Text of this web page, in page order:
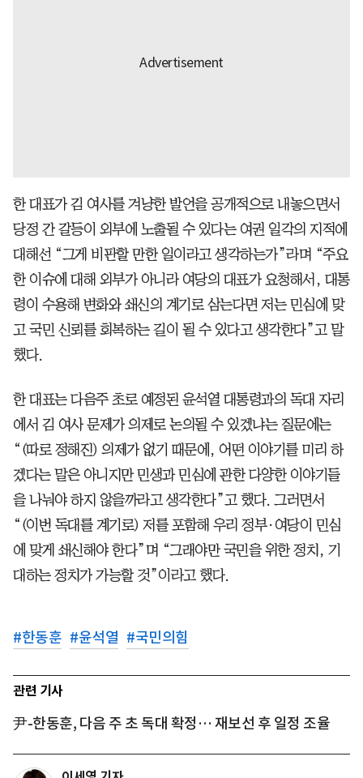
한 대표가 김 여사를 겨냥한 발언을 공개적으로 내놓으면서
당정 간 갈등이 외부에 노출될 수 있다는 여권 일각의 지적에
대해선 “그게 비판할 만한 일이라고 생각하는가”라며 “주요
한 이슈에 대해 외부가 아니라 여당의 대표가 요청해서, 대통
령이 수용해 변화와 쇄신의 계기로 삼는다면 저는 민심에 맞
고 국민 신뢰를 회복하는 길이 될 수 있다고 생각한다”고 말
했다.
한 대표는 다음주 초로 예정된 윤석열 대통령과의 독대 자리
에서 김 여사 문제가 의제로 논의될 수 있겠냐는 질문에는
“(따로 정해진) 의제가 없기 때문에, 어떤 이야기를 미리 하
겠다는 말은 아니지만 민생과 민심에 관한 다양한 이야기들
을 나눠야 하지 않을까라고 생각한다”고 했다. 그러면서
“(이번 독대를 계기로) 저를 포함해 우리 정부·여당이 민심
에 맞게 쇄신해야 한다”며 “그래야만 국민을 위한 정치, 기
대하는 정치가 가능할 것”이라고 했다.
#한동훈 #윤석열 #국민의힘
관련 기사
尹-한동훈, 다음 주 초 독대 확정… 재보선 후 일정 조율